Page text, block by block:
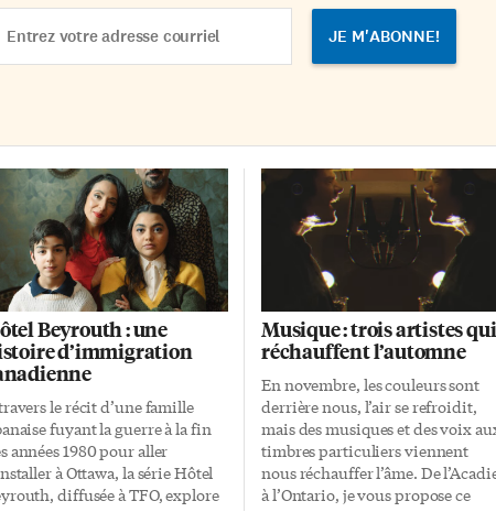
limiter l’usage du français […]
Beyrouth : une
d’immigration
le récit d’une famille
fuyant la guerre à la fin
années 1980 pour aller
à Ottawa, la série Hôtel
diffusée à TFO, explore
Musique : trois artistes qui
réchauffent l’automne
En novembre, les couleurs sont
derrière nous, l’air se refroidit,
mais des musiques et des voix
timbres particuliers viennent
nous réchauffer l’âme. De
à l’Ontario, je vous propose ce